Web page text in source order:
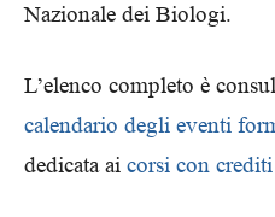
Nazionale dei Biologi.
L’elenco completo è
calendario degli eventi
dedicata ai corsi con